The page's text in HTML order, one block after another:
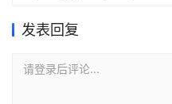
圈
发表回复
请登录后评论...